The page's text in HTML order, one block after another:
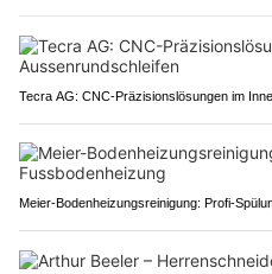
Tecra AG: CNC-Präzisionslösungen im
Meier-Bodenheizungsreinigung: Profi-